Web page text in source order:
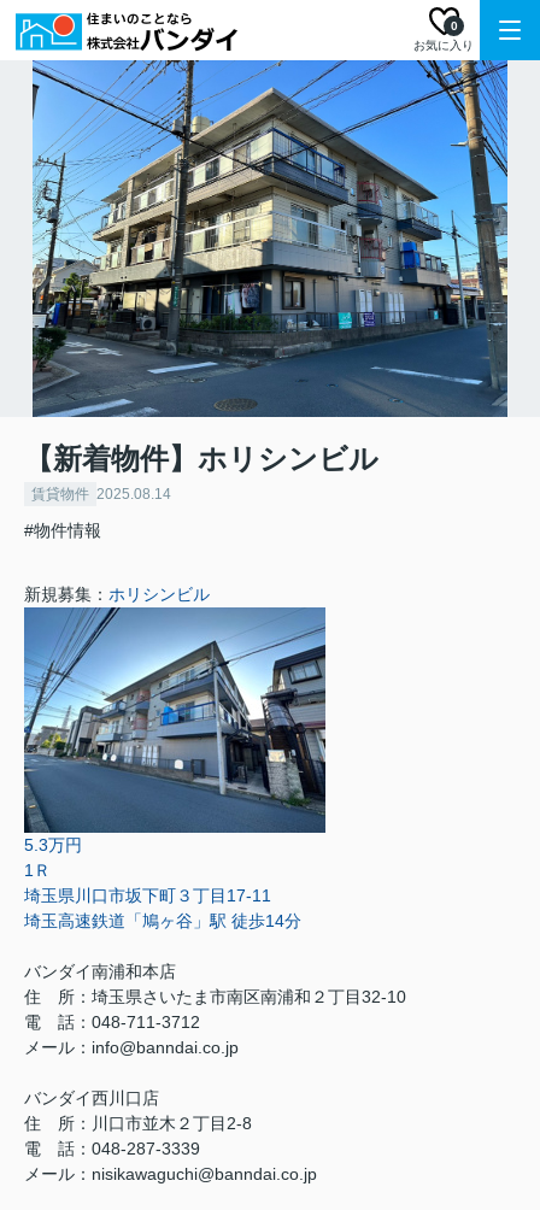
お気に入り
0
【新着物件】ホリシンビル
賃貸物件 2025.08.14
#物件情報
新規募集： ホリシンビル
5.3万円
1Ｒ
埼玉県川口市坂下町３丁目17-11
埼玉高速鉄道「鳩ヶ谷」駅 徒歩14分
バンダイ南浦和本店
住 所：埼玉県さいたま市南区南浦和２丁目32-10
電 話：048-711-3712
メール：info@banndai.co.jp
バンダイ西川口店
住 所：川口市並木２丁目2-8
電 話：048-287-3339
メール：nisikawaguchi@banndai.co.jp